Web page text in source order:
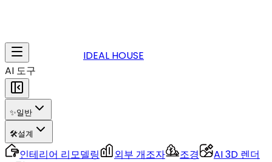
IDEAL HOUSE
AI 도구
✨일반
🛠️설계
인테리어 리모델링 외부 개조자 조경
AI 3D 렌더